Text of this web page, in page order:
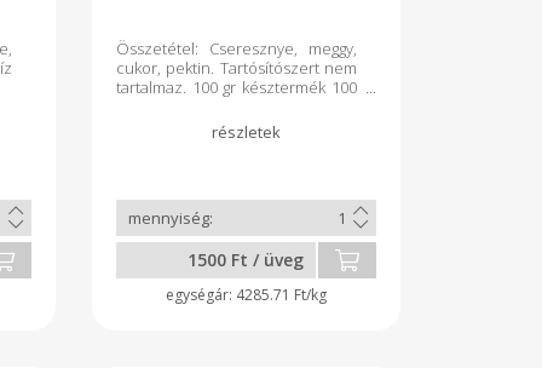
Összetétel: Cseresznye, meggy,
cukor, pektin. Tartósítószert nem
tartalmaz. 100 gr késztermék 100
Felbontás után hűtőben
tartandó, 3 napon belül
előrendelést lehet leadni.
Kiszerelés: 350gr.
1500 Ft / üveg
4285.71 Ft/kg